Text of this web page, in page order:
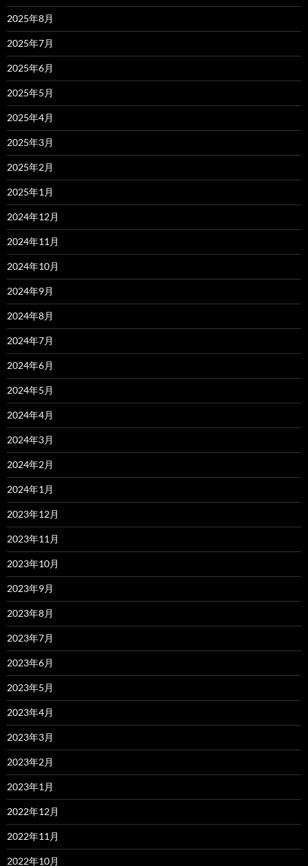
2025年8月
2025年7月
2025年6月
2025年5月
2025年4月
2025年3月
2025年2月
2025年1月
2024年12月
2024年11月
2024年10月
2024年9月
2024年8月
2024年7月
2024年6月
2024年5月
2024年4月
2024年3月
2024年2月
2024年1月
2023年12月
2023年11月
2023年10月
2023年9月
2023年8月
2023年7月
2023年6月
2023年5月
2023年4月
2023年3月
2023年2月
2023年1月
2022年12月
2022年11月
2022年10月